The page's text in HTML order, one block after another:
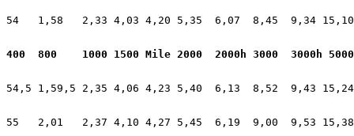
54   1,58   2,33 4,03 4,20 5,35  6,07  8,45  9,34
400  800    1000 1500 Mile 2000  2000h 3000  3000h
54,5 1,59,5 2,35 4,06 4,23 5,40  6,13  8,52  9,43
55   2,01   2,37 4,10 4,27 5,45  6,19  9,00  9,53